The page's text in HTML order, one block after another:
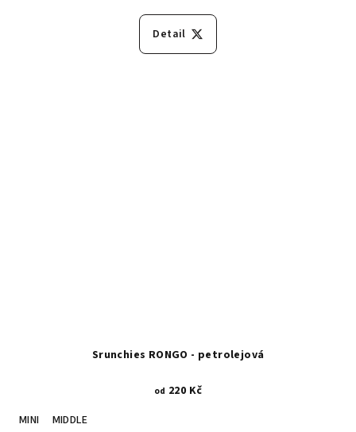
Detail
Srunchies RONGO - petrolejová
od 220 Kč
MINI
MIDDLE